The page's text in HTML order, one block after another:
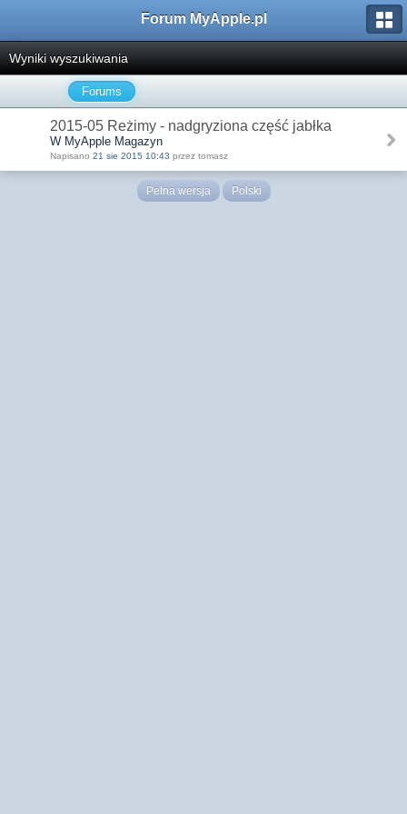
Forum MyApple.pl
Wyniki wyszukiwania
Forums
2015-05 Reżimy - nadgryziona część jabłka
W MyApple Magazyn
Napisano 21 sie 2015 10:43 przez tomasz
Pełna wersja Polski